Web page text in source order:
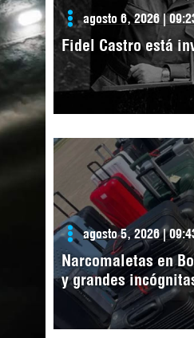
agosto 6, 2026 |
Fidel Castro está
agosto 5, 2026 |
Narcomaletas en
y grandes